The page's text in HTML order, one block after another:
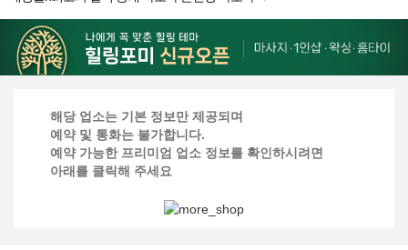
해당 업소는 기본 정보만 제공되며
예약 및 통화는 불가합니다.
예약 가능한 프리미엄 업소 정보를 확인하시려면
아래를 클릭해 주세요